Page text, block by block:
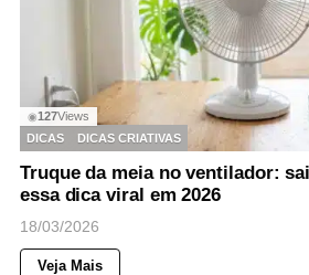
◉127Views
DICAS
DICAS CRIATIVAS
Truque da meia no ventilador:
essa dica viral em 2026
18/03/2026
Veja Mais